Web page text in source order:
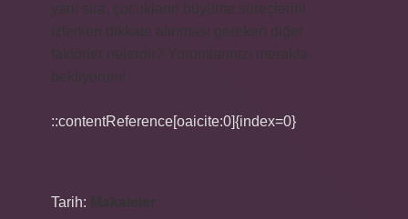
yanı sıra, çocukların büyüme süreçlerini
izlerken dikkate alınması gereken diğer
faktörler nelerdir? Yorumlarınızı merakla
::contentReference[oaicite:0]{index=0}
Tarih: